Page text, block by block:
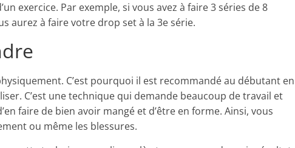
exercice. Par exemple, si vous avez à faire 3 séries de 8
aurez à faire votre drop set à la 3e série.
C’est pourquoi il est recommandé au débutant en
C’est une technique qui demande beaucoup de travail et
faire de bien avoir mangé et d’être en forme. Ainsi, vous
ou même les blessures.